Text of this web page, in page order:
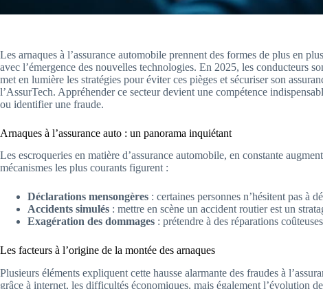
Les arnaques à l’assurance automobile prennent des formes de plus en
avec l’émergence des nouvelles technologies. En 2025, les conducteurs
met en lumière les stratégies pour éviter ces pièges et sécuriser son
l’AssurTech. Appréhender ce secteur devient une compétence
ou identifier une fraude.
Arnaques à l’assurance auto : un panorama inquiétant
Les escroqueries en matière d’assurance automobile, en constante
mécanismes les plus courants figurent :
Déclarations mensongères : certaines personnes n’hésitent pas à
Accidents simulés : mettre en scène un accident routier est un
Exagération des dommages : prétendre à des réparations
Les facteurs à l’origine de la montée des arnaques
Plusieurs éléments expliquent cette hausse alarmante des fraudes à
grâce à internet, les difficultés économiques, mais également l’évolution